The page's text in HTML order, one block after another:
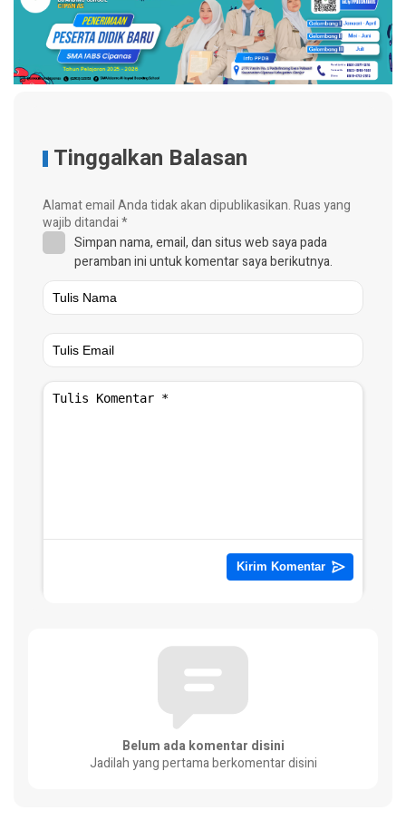
Tinggalkan Balasan
Alamat email Anda tidak akan dipublikasikan.Ruas yang
wajib ditandai*
Simpan nama, email, dan situs web saya pada
peramban ini untuk komentar saya berikutnya.
Belum ada komentar disini
Jadilah yang pertama berkomentar disini